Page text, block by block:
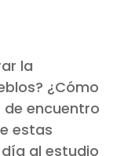
la
¿Cómo
encuentro
estas
al estudio